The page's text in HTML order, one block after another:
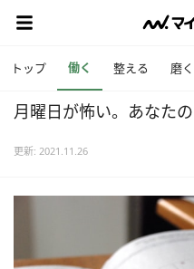
トップ 働く 整える 磨く
月曜日が怖い。あなた
更新: 2021.11.26